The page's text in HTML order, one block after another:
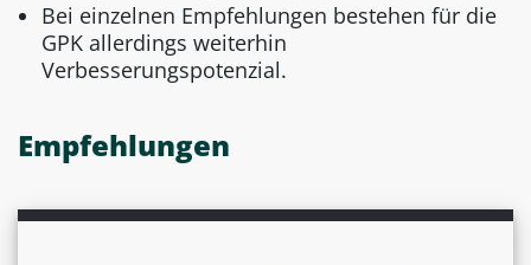
Bei einzelnen Empfehlungen bestehen für die
GPK allerdings weiterhin
Verbesserungspotenzial.
Empfehlungen